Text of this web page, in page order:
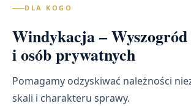
DLA KOGO
Windykacja –
i osób prywatnych
Pomagamy odzyskiwać należności
skali i charakteru sprawy.